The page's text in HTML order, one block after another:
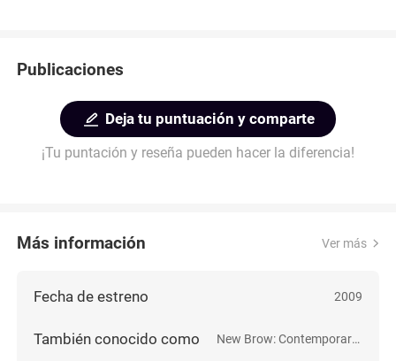
Publicaciones
Deja tu puntuación y comparte
¡Tu puntación y reseña pueden hacer la diferencia!
Más información Ver más
Fecha de estreno 2009
También conocido como New Brow: Contemporary Underground Art